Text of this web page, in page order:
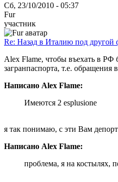
Сб, 23/10/2010 - 05:37
Fur
участник
Re: Назад в Италию под другой
Alex Flame, чтобы въехать в РФ
загранпаспорта, т.е.
Написано Alex Flame:
Имеются 2 esplusione
я так понимаю, с эти Вам
Написано Alex Flame:
проблема, я на костылях,